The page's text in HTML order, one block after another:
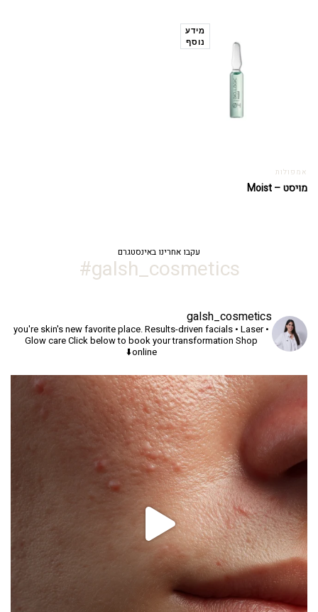
מידע
נוסף
אמפולות
מויסט – Moist
עקבו אחרינו באינסטגרם
galsh_cosmetics#
galsh_cosmetics
you're skin's new favorite place.Results-driven facials • Laser •
Glow careClick below to book your transformation Shop
online⬇️